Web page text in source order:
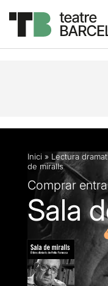
Descripció
Inici » Lectura
de miralls
Comprar
Sala